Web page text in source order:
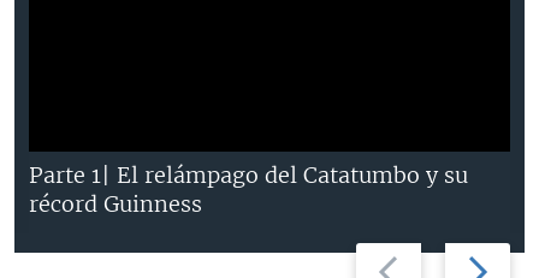
Previous Next
Parte 1| El relámpago del Catatumbo y su
récord Guinness